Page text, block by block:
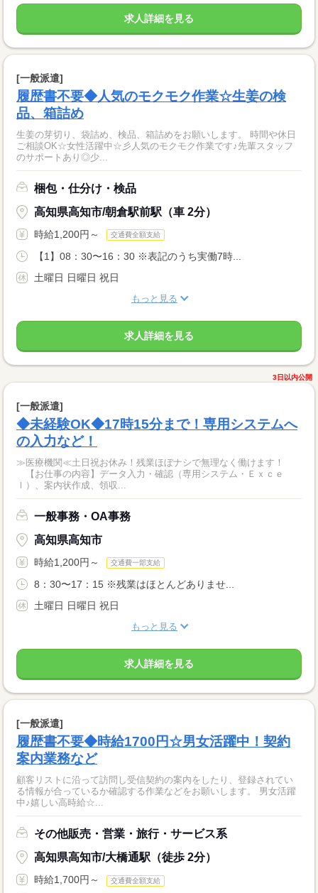
求人詳細を見る
[一般派遣]
履歴書不要◆人気のモクモク作業☆生姜の検
品、箱詰め
生姜の芽切り、袋詰め、検品、箱詰めをお願いします。 時間や休日
ご相談OK☆女性活躍中☆彡人気のモクモク作業です♪先輩スタッフ
のサポートあり◎少...
梱包・仕分け・検品
高知県高知市/朝倉駅前駅（車 2分）
時給1,200円～ 交通費全額支給
【1】08：30〜16：30 ※表記のうち実働7時...
土曜日 日曜日 祝日
もっと見る
求人詳細を見る
3日以内公開
[一般派遣]
◆未経験OK◆17時15分まで！専用システムへ
の入力など！
≫医療機関≪土日祝お休み！残業ほぼナシで無理なく働けます！
【お仕事の内容】データ入力・確認（専用システム・Ｅｘｃｅ
ｌ）、案内状作成、領収...
一般事務・OA事務
高知県高知市
時給1,200円～ 交通費一部支給
8：30〜17：15 ※残業はほとんどありませ...
土曜日 日曜日 祝日
もっと見る
求人詳細を見る
[一般派遣]
履歴書不要◆時給1700円☆男女活躍中！契約
案内業務など
顧客リストに沿って訪問し受信契約の案内をしたり、登録されてい
る情報が合っているか確認する作業などをお願いします。 男女活躍
中♪嬉しい高時給☆...
その他販売・営業・旅行・サービス系
高知県高知市/大橋通駅（徒歩 2分）
時給1,700円～ 交通費全額支給